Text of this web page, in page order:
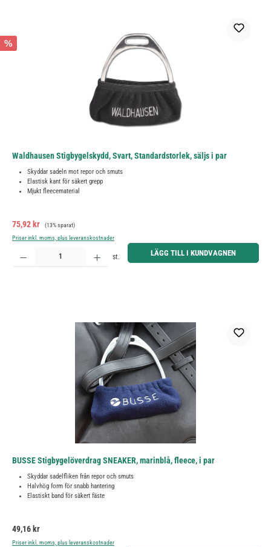
%
Waldhausen Stigbygelskydd, Svart, Standardstorlek, säljs i par
Skyddar sadeln mot repor och smuts
Elastisk kant för säkert grepp
Mjukt fleecematerial
Försäljningspris:
75,92 kr Ordinarie pris:
(13% sparat)
Priser inkl. moms, plus leveranskostnader
Produktkvantitet: Ange önskat belopp eller använd knapparna för att öka eller minska kvantiteten.
st. LÄGG TILL I KUNDVAGNEN
BUSSE Stigbygelöverdrag SNEAKER, marinblå, fleece, i par
Skyddar sadelfliken från repor och smuts
Halvhög form för snabb hantering
Elastiskt band för säkert fäste
Ordinarie pris:
49,16 kr
Priser inkl. moms, plus leveranskostnader